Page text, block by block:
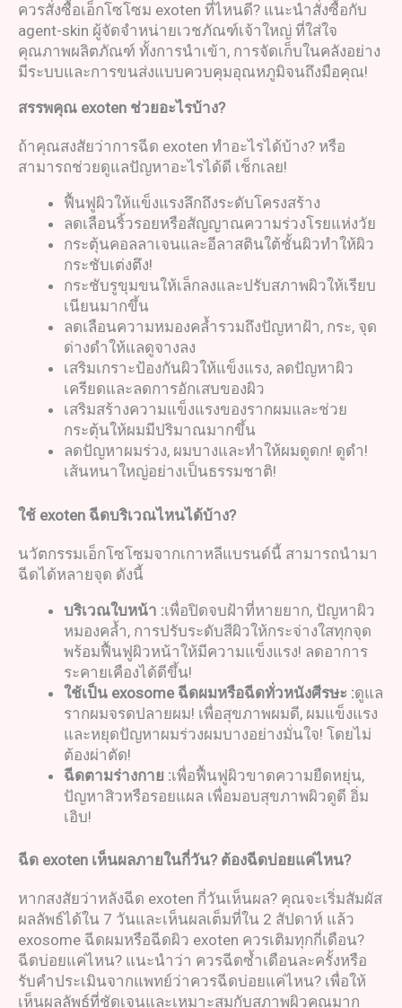
ควรสั่งซื้อเอ็กโซโซม exoten ที่ไหนดี? แนะนำสั่งซื้อกับ
agent-skin ผู้จัดจำหน่ายเวชภัณฑ์เจ้าใหญ่ ที่ใส่ใจ
คุณภาพผลิตภัณฑ์ ทั้งการนำเข้า, การจัดเก็บในคลังอย่าง
มีระบบและการขนส่งแบบควบคุมอุณหภูมิจนถึงมือคุณ!
สรรพคุณ exoten ช่วยอะไรบ้าง?
ถ้าคุณสงสัยว่าการฉีด exoten ทำอะไรได้บ้าง? หรือ
สามารถช่วยดูแลปัญหาอะไรได้ดี เช็กเลย!
ฟื้นฟูผิวให้แข็งแรงลึกถึงระดับโครงสร้าง
ลดเลือนริ้วรอยหรือสัญญาณความร่วงโรยแห่งวัย
กระตุ้นคอลลาเจนและอีลาสตินใต้ชั้นผิวทำให้ผิว
กระชับเต่งตึง!
กระชับรูขุมขนให้เล็กลงและปรับสภาพผิวให้เรียบ
เนียนมากขึ้น
ลดเลือนความหมองคล้ำรวมถึงปัญหาฝ้า, กระ, จุด
ด่างดำให้แลดูจางลง
เสริมเกราะป้องกันผิวให้แข็งแรง, ลดปัญหาผิว
เครียดและลดการอักเสบของผิว
เสริมสร้างความแข็งแรงของรากผมและช่วย
กระตุ้นให้ผมมีปริมาณมากขึ้น
ลดปัญหาผมร่วง, ผมบางและทำให้ผมดูดก! ดูดำ!
เส้นหนาใหญ่อย่างเป็นธรรมชาติ!
ใช้ exoten ฉีดบริเวณไหนได้บ้าง?
นวัตกรรมเอ็กโซโซมจากเกาหลีแบรนด์นี้ สามารถนำมา
ฉีดได้หลายจุด ดังนี้
บริเวณใบหน้า :เพื่อปิดจบฝ้าที่หายยาก, ปัญหาผิว
หมองคล้ำ, การปรับระดับสีผิวให้กระจ่างใสทุกจุด
พร้อมฟื้นฟูผิวหน้าให้มีความแข็งแรง! ลดอาการ
ระคายเคืองได้ดีขึ้น!
ใช้เป็น exosomeฉีดผมหรือฉีดทั่วหนังศีรษะ :ดูแล
รากผมจรดปลายผม! เพื่อสุขภาพผมดี, ผมแข็งแรง
และหยุดปัญหาผมร่วงผมบางอย่างมั่นใจ! โดยไม่
ต้องผ่าตัด!
ฉีดตามร่างกาย :เพื่อฟื้นฟูผิวขาดความยืดหยุ่น,
ปัญหาสิวหรือรอยแผล เพื่อมอบสุขภาพผิวดูดี อิ่ม
เอิบ!
ฉีด exoten เห็นผลภายในกี่วัน? ต้องฉีดบ่อยแค่ไหน?
หากสงสัยว่าหลังฉีด exoten กี่วันเห็นผล? คุณจะเริ่มสัมผัส
ผลลัพธ์ได้ใน 7 วันและเห็นผลเต็มที่ใน 2 สัปดาห์ แล้ว
exosome ฉีดผมหรือฉีดผิว exoten ควรเติมทุกกี่เดือน?
ฉีดบ่อยแค่ไหน? แนะนำว่า ควรฉีดซ้ำเดือนละครั้งหรือ
รับคำประเมินจากแพทย์ว่าควรฉีดบ่อยแค่ไหน? เพื่อให้
เห็นผลลัพธ์ที่ชัดเจนและเหมาะสมกับสภาพผิวคุณมาก